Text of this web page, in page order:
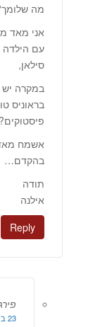
מה
אני מאד
עם
סילאן,
במקרה יש
בראוניס
פיסטוקים?
אשמח
בהקדם…
תודה
אילנה
Reply
23 ביוני 2009 at 14:21